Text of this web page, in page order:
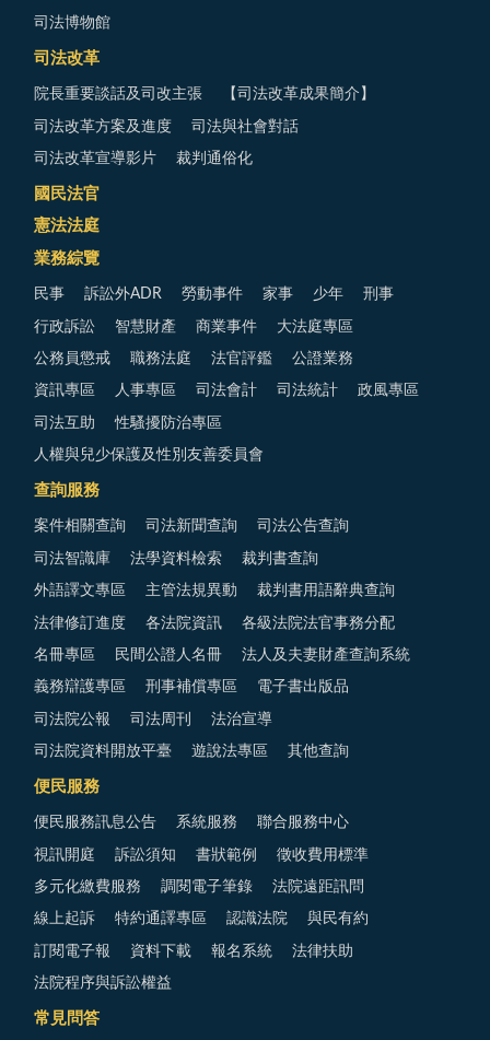
司法博物館
司法改革
院長重要談話及司改主張 【司法改革成果簡介】
司法改革方案及進度 司法與社會對話
司法改革宣導影片 裁判通俗化
國民法官
憲法法庭
業務綜覽
民事 訴訟外ADR 勞動事件 家事 少年 刑事
行政訴訟 智慧財產 商業事件 大法庭專區
公務員懲戒 職務法庭 法官評鑑 公證業務
資訊專區 人事專區 司法會計 司法統計 政風專區
司法互助 性騷擾防治專區
人權與兒少保護及性別友善委員會
查詢服務
案件相關查詢 司法新聞查詢 司法公告查詢
司法智識庫 法學資料檢索 裁判書查詢
外語譯文專區 主管法規異動 裁判書用語辭典查詢
法律修訂進度 各法院資訊 各級法院法官事務分配
名冊專區 民間公證人名冊 法人及夫妻財產查詢系統
義務辯護專區 刑事補償專區 電子書出版品
司法院公報 司法周刊 法治宣導
司法院資料開放平臺 遊說法專區 其他查詢
便民服務
便民服務訊息公告 系統服務 聯合服務中心
視訊開庭 訴訟須知 書狀範例 徵收費用標準
多元化繳費服務 調閱電子筆錄 法院遠距訊問
線上起訴 特約通譯專區 認識法院 與民有約
訂閱電子報 資料下載 報名系統 法律扶助
法院程序與訴訟權益
常見問答